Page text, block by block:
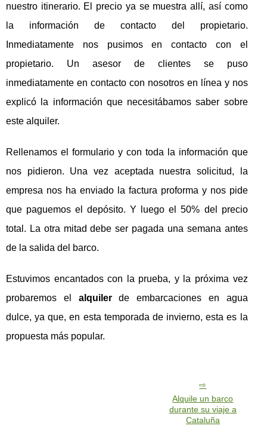
nuestro itinerario. El precio ya se muestra allí, así como
la información de contacto del propietario.
Inmediatamente nos pusimos en contacto con el
propietario. Un asesor de clientes se puso
inmediatamente en contacto con nosotros en línea y nos
explicó la información que necesitábamos saber sobre
este alquiler.
Rellenamos el formulario y con toda la información que
nos pidieron. Una vez aceptada nuestra solicitud, la
empresa nos ha enviado la factura proforma y nos pide
que paguemos el depósito. Y luego el 50% del precio
total. La otra mitad debe ser pagada una semana antes
de la salida del barco.
Estuvimos encantados con la prueba, y la próxima vez
probaremos el alquilerde embarcaciones en agua
dulce, ya que, en esta temporada de invierno, esta es la
propuesta más popular.
Alquile un barco
durante su viaje a
Cataluña